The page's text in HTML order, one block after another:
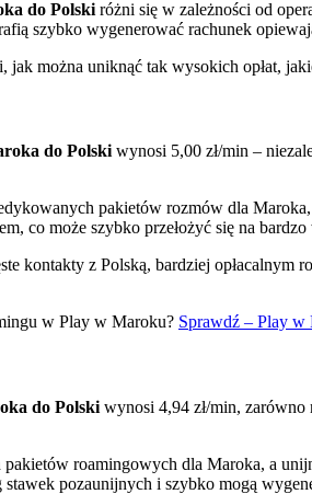
do Polski różni się w zależności od
szybko wygenerować rachunek
jak można uniknąć tak wysokich opłat,
do Polskiwynosi 5,00 zł/min –
pakietów rozmów dla
co może szybko przełożyć się na
kontakty z Polską, bardziej
w Play w Maroku? Sprawdź – Play w
do Polski wynosi 4,94 zł/min, zarówno
roamingowych dla Maroka, a
stawek pozaunijnych i szybko mogą